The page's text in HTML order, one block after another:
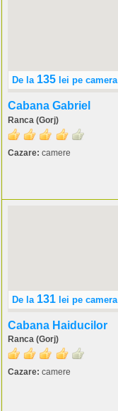
De la 135 lei pe camera
Cabana Gabriel
Ranca (Gorj)
Cazare: camere
De la 131 lei pe camera
Cabana Haiducilor
Ranca (Gorj)
Cazare: camere